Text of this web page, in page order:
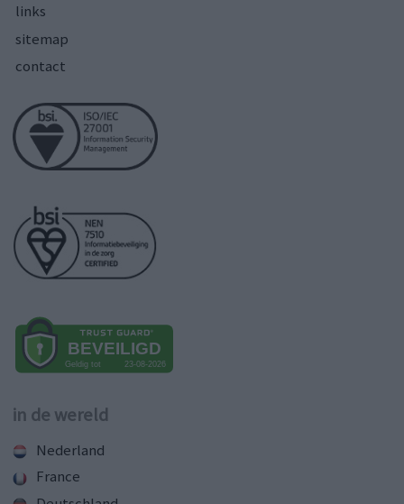
links
sitemap
contact
in de wereld
Nederland
France